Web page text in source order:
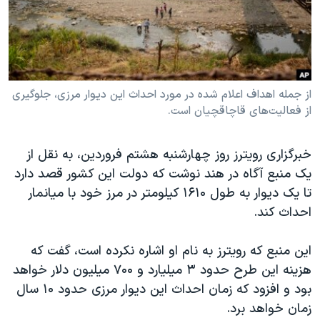
فرهنگ و زندگی
حقوق شهروندی
اقتصادی
علم و فناوری
اسرائیل در جنگ
آرشیو پخش زنده
مستندها
انتخابات ریاست جمهوری آمریکا ۲۰۲۴
حمله جمهوری اسلامی به اسرائیل
رمز مهسا
ورزش زنان در ایران
مجموعه مستندهای دادخواهی
تریبونال مردمی آبان ۹۸
دادگاه حمید نوری
چهل سال گروگان‌گیری
قانون شفافیت دارائی کادر رهبری ایران
اعتراضات مردمی آبان ۹۸
دنبال کنید
زبانهای مختلف
از جمله اهداف اعلام شده در مورد احداث این دیوار مرزی، جلوگیری
از فعالیت‌های قاچاقچیان است.
خبرگزاری رویترز روز چهارشنبه هشتم فروردین، به نقل از
یک منبع آگاه در هند نوشت که دولت این کشور قصد دارد
تا یک دیوار به طول ۱۶۱۰ کیلومتر در مرز خود با میانمار
احداث کند.
این منبع که رویترز به نام او اشاره نکرده است، گفت که
هزینه این طرح حدود ۳ میلیارد و ۷۰۰ میلیون دلار خواهد
بود و افزود که زمان احداث این دیوار مرزی حدود ۱۰ سال
زمان خواهد برد.